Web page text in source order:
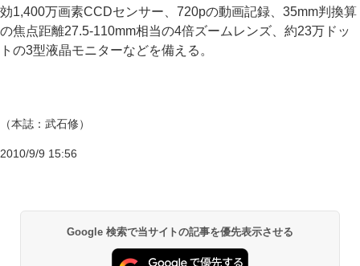
効1,400万画素CCDセンサー、720pの動画記録、35mm判換算
の焦点距離27.5-110mm相当の4倍ズームレンズ、約23万ドッ
トの3型液晶モニターなどを備える。
（本誌：武石修）
2010/9/9 15:56
Google 検索で当サイトの記事を優先表示させる